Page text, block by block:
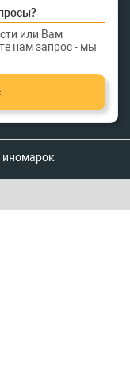
или Вам
нам запрос - мы
иномарок